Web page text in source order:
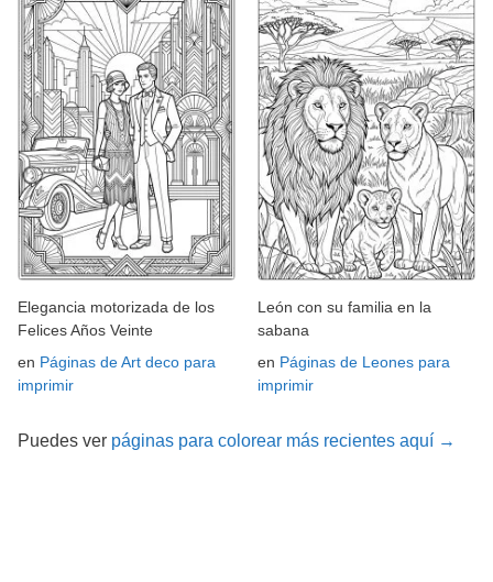
Elegancia motorizada de los
Felices Años Veinte
en Páginas de Art deco para
imprimir
León con su familia en la
sabana
en Páginas de Leones para
imprimir
Puedes ver páginas para colorear más recientes aquí →